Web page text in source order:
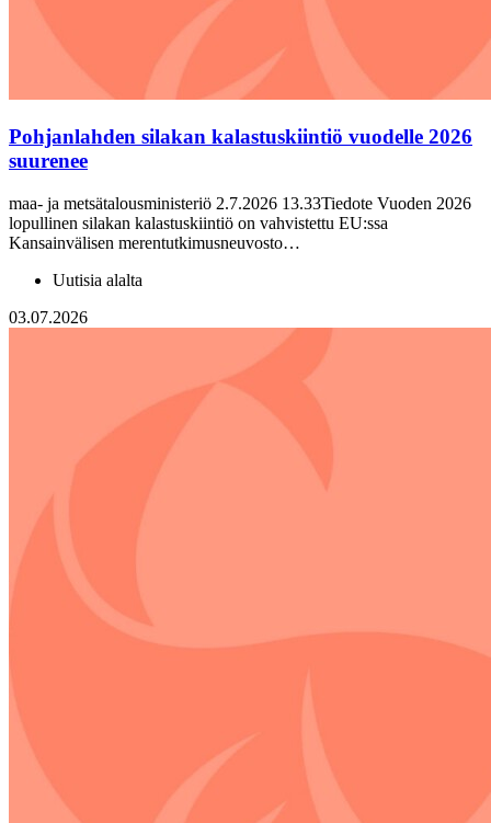
Pohjanlahden silakan kalastuskiintiö vuodelle 2026
suurenee
maa- ja metsätalousministeriö 2.7.2026 13.33Tiedote Vuoden 2026
lopullinen silakan kalastuskiintiö on vahvistettu EU:ssa
Kansainvälisen merentutkimusneuvosto…
Uutisia alalta
03.07.2026